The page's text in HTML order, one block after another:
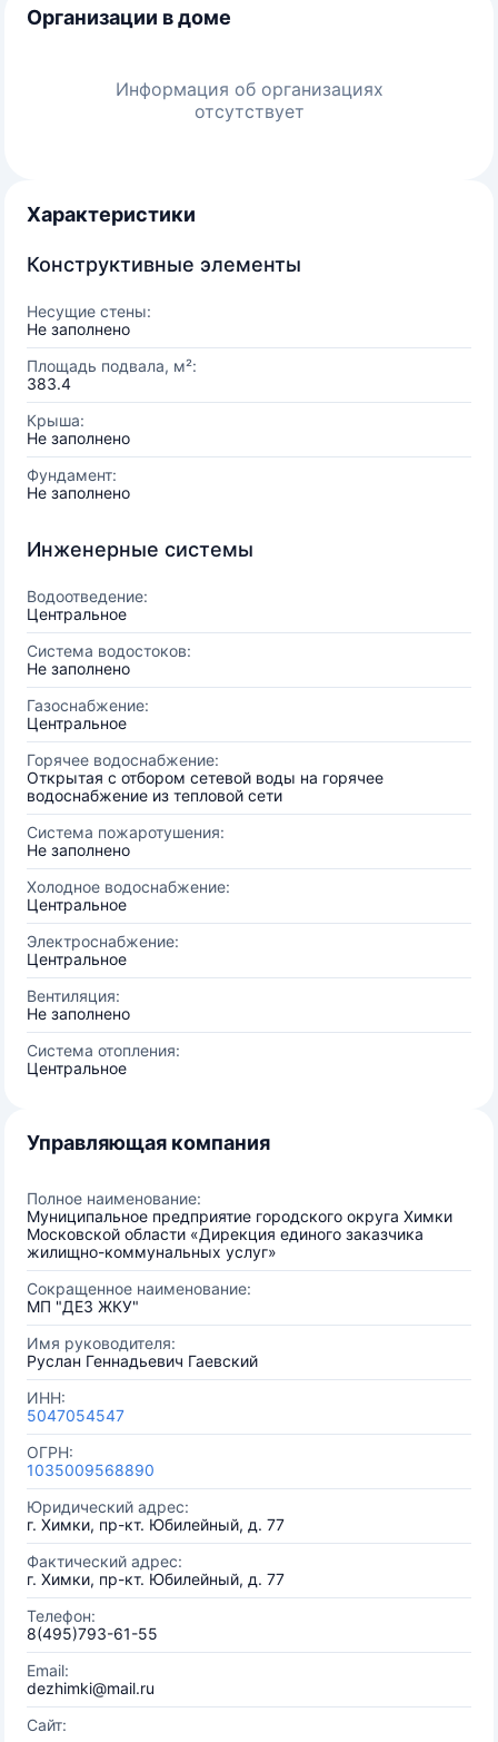
Организации в доме
Информация об организациях
отсутствует
Характеристики
Конструктивные элементы
Несущие стены:
Не заполнено
Площадь подвала, м²:
383.4
Крыша:
Не заполнено
Фундамент:
Не заполнено
Инженерные системы
Водоотведение:
Центральное
Система водостоков:
Не заполнено
Газоснабжение:
Центральное
Горячее водоснабжение:
Открытая с отбором сетевой воды на горячее
водоснабжение из тепловой сети
Система пожаротушения:
Не заполнено
Холодное водоснабжение:
Центральное
Электроснабжение:
Центральное
Вентиляция:
Не заполнено
Система отопления:
Центральное
Управляющая компания
Полное наименование:
Муниципальное предприятие городского округа Химки
Московской области «Дирекция единого заказчика
жилищно-коммунальных услуг»
Сокращенное наименование:
МП "ДЕЗ ЖКУ"
Имя руководителя:
Руслан Геннадьевич Гаевский
ИНН:
5047054547
ОГРН:
1035009568890
Юридический адрес:
г. Химки, пр-кт. Юбилейный, д. 77
Фактический адрес:
г. Химки, пр-кт. Юбилейный, д. 77
Телефон:
8(495)793-61-55
Email:
dezhimki@mail.ru
Сайт: